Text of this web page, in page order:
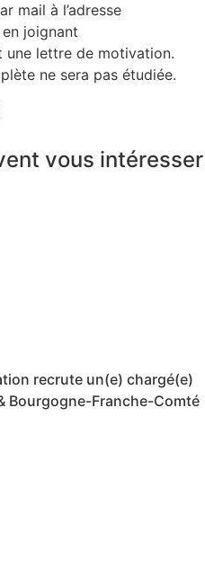
mail à l’adresse
en joignant
une lettre de motivation.
ne sera pas étudiée.
vous intéresser
recrute un(e) chargé(e)
Bourgogne-Franche-Comté